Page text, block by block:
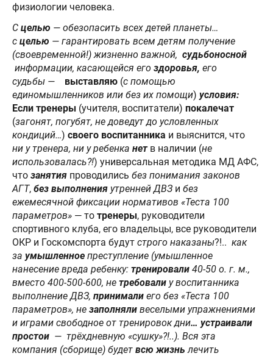
физиологии человека.
С целью — обезопасить всех детей планеты…
с целью — гарантировать всем детям получение
(своевременной!) жизненно важной, судьбоносной
информации, касающейся его здоровья, его
судьбы —
выставляю (с помощью
единомышленников или без их помощи) условия:
Если тренеры (учителя, воспитатели) покалечат
(загонят, погубят, не доведут до условленных
кондиций…) своего воспитанника и выяснится, что
ни у тренера, ни у ребенка нетв наличии (не
использовалась?!) универсальная методика МД АФС,
что занятия проводились без понимания законов
АГТ, без выполнения утренней ДВЗ и без
ежемесячной фиксации нормативов «Теста 100
параметров» — то тренеры, руководители
спортивного клуба, его владельцы, все руководители
ОКР и Госкомспорта будут строго наказаны?!.. как
за умышленное преступление (умышленное
нанесение вреда ребенку: тренировали 40-50 о. г. м.,
вместо 400-500-600, не требовали у воспитанника
выполнение ДВЗ, принимали его без «Теста 100
параметров», не заполняли веселыми упражнениями
и играми свободное от тренировок дни… устраивали
простои — трёхдневную «сушку»?!..). Вся эта
компания (сборище) будет всю жизнь лечить